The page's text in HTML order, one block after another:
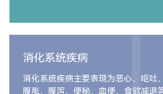
消化系统疾病
消化系统疾病主要表现为恶心、呕吐
腹胀、腹泻、便秘、血便、食欲减退